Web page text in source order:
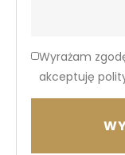
Wyrażam
akceptuję